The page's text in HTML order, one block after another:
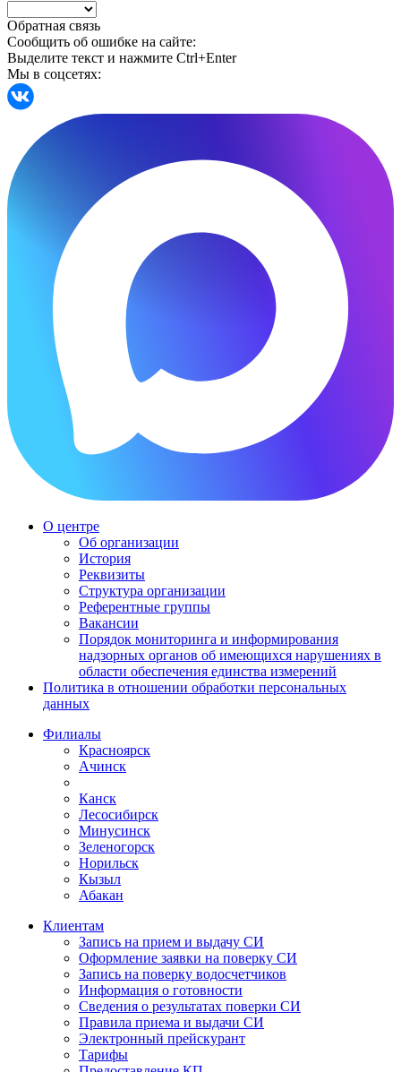
Обратная связь
Сообщить об ошибке на сайте:
Выделите текст и нажмите Ctrl+Enter
Мы в соцсетях:
О центре
Об организации
История
Реквизиты
Структура организации
Референтные группы
Вакансии
Порядок мониторинга и информирования
надзорных органов об имеющихся нарушениях в
области обеспечения единства измерений
Политика в отношении обработки персональных
данных
Филиалы
Красноярск
Ачинск
Канск
Лесосибирск
Минусинск
Зеленогорск
Норильск
Кызыл
Абакан
Клиентам
Запись на прием и выдачу СИ
Оформление заявки на поверку СИ
Запись на поверку водосчетчиков
Информация о готовности
Сведения о результатах поверки СИ
Правила приема и выдачи СИ
Электронный прейскурант
Тарифы